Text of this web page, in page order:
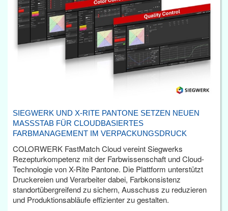
SIEGWERK UND X-RITE PANTONE SETZEN NEUEN
MASSSTAB FÜR CLOUDBASIERTES F
ARBMANAGEMENT IM VERPACKUNGSDRUCK
COLORWERK FastMatch Cloud vereint Siegwerks
Rezepturkompetenz mit der Farbwissenschaft und Cloud-
Technologie von X-Rite Pantone. Die Plattform unterstützt
Druckereien und Verarbeiter dabei, Farbkonsistenz
standortübergreifend zu sichern, Ausschuss zu reduzieren
und Produktionsabläufe effizienter zu gestalten.